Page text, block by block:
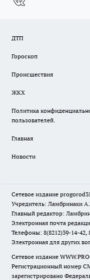
ДТП
Гороскоп
Происшествия
ЖКХ
Политика
пользователей.
Главная
Новости
Сетевое издание
Учредитель: Ламбринаки
Главный редактор:
Электронная почта
Телефоны: 8(8212)39-14-42,
Электронная для других
Сетевое издание
Регистрационный номер
зарегистрировано